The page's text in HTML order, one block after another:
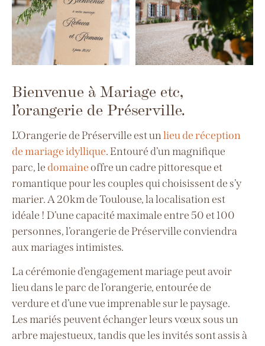
Bienvenue à Mariage etc,
l’orangerie de Préserville.
L’Orangerie de Préserville est unlieu de réception
de mariage idyllique. Entouré d’un magnifique
parc, ledomaineoffre un cadre pittoresque et
romantique pour les couples qui choisissent de s’y
marier. A 20km de Toulouse, la localisation est
idéale ! D’une capacité maximale entre 50 et 100
personnes, l’orangerie de Préserville conviendra
aux mariages intimistes.
La cérémonie d’engagement mariage peut avoir
lieu dans le parc de l’orangerie, entourée de
verdure et d’une vue imprenable sur le paysage.
Les mariés peuvent échanger leurs vœux sous un
arbre majestueux, tandis que les invités sont assis à